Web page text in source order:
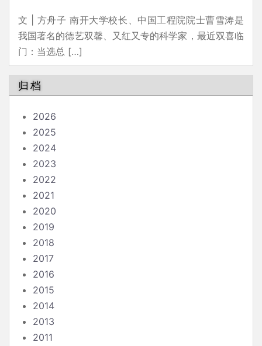
文 | 方舟子 南开大学校长、中国工程院院士曹雪涛是
我国著名的德艺双馨、又红又专的科学家，最近双喜临
门：当选总 […]
归档
2026
2025
2024
2023
2022
2021
2020
2019
2018
2017
2016
2015
2014
2013
2011